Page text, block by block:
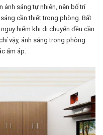
ánh sáng tự nhiên, nên bố trí
cần thiết trong phòng. Bất
hiểm khi di chuyển đều cần
vậy, ánh sáng trong phòng
ấm áp.